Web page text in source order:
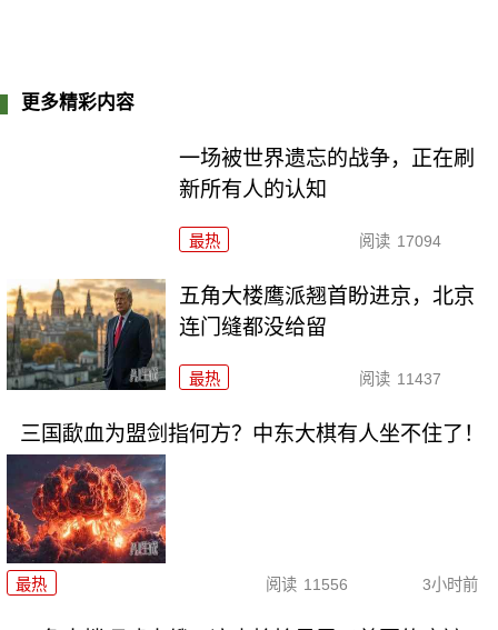
更多精彩内容
一场被世界遗忘的战争，正在刷
新所有人的认知
最热 阅读 17094
五角大楼鹰派翘首盼进京，北京
连门缝都没给留
最热 阅读 11437
三国歃血为盟剑指何方？中东大棋有人坐不住了！
最热 阅读 11556 3小时前